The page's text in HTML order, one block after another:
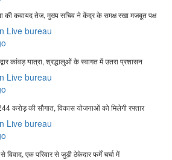
की कवायद तेज, मुख्य सचिव ने केंद्र के समक्ष रखा मजबूत पक्ष
Live bureau
कांवड़ यात्रा, श्रद्धालुओं के स्वागत में उतरा प्रशासन
Live bureau
करोड़ की सौगात, विकास योजनाओं को मिलेगी रफ्तार
Live bureau
एक परिवार से जुड़ी ठेकेदार फर्में चर्चा में